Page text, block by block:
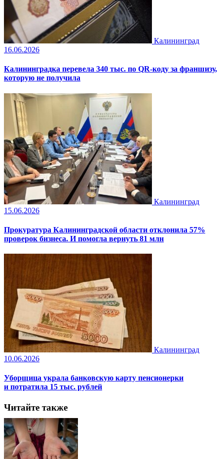
Калининград
16.06.2026
Калининградка перевела 340 тыс. по QR-коду за франшизу,
которую не получила
Калининград
15.06.2026
Прокуратура Калининградской области отклонила 57%
проверок бизнеса. И помогла вернуть 81 млн
Калининград
10.06.2026
Уборщица украла банковскую карту пенсионерки
и потратила 15 тыс. рублей
Читайте также